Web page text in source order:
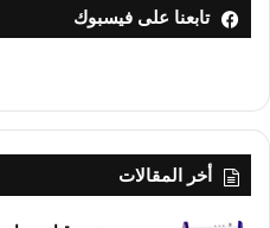
تابعنا على فيسبوك
أخر المقالات